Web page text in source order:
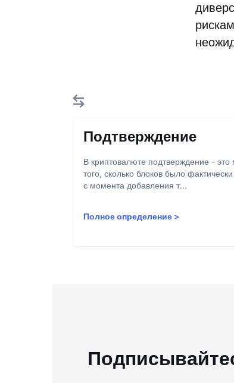
Подтверждение
В криптовалюте подтверждение - это
того, сколько блоков было
с момента добавления т...
Полное определение >